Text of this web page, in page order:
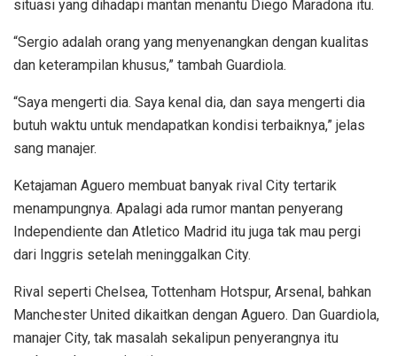
situasi yang dihadapi mantan menantu Diego Maradona itu.
“Sergio adalah orang yang menyenangkan dengan kualitas
dan keterampilan khusus,” tambah Guardiola.
“Saya mengerti dia. Saya kenal dia, dan saya mengerti dia
butuh waktu untuk mendapatkan kondisi terbaiknya,” jelas
sang manajer.
Ketajaman Aguero membuat banyak rival City tertarik
menampungnya. Apalagi ada rumor mantan penyerang
Independiente dan Atletico Madrid itu juga tak mau pergi
dari Inggris setelah meninggalkan City.
Rival seperti Chelsea, Tottenham Hotspur, Arsenal, bahkan
Manchester United dikaitkan dengan Aguero. Dan Guardiola,
manajer City, tak masalah sekalipun penyerangnya itu